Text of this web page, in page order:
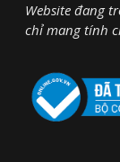
Website đang
chỉ mang tính